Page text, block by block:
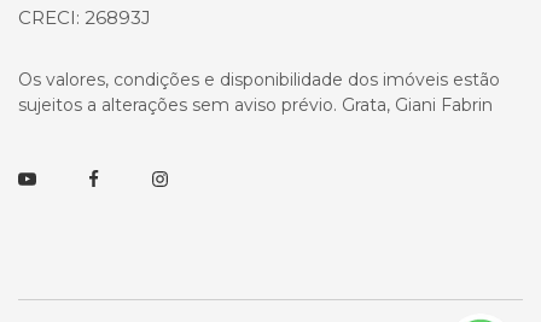
CRECI: 26893J
Os valores, condições e disponibilidade dos imóveis estão
sujeitos a alterações sem aviso prévio. Grata, Giani Fabrin
YoutubeFacebookInstagram